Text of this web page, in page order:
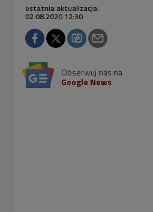
ostatnia aktualizacja:
02.08.2020 12:30
Obserwuj nas na
Google News